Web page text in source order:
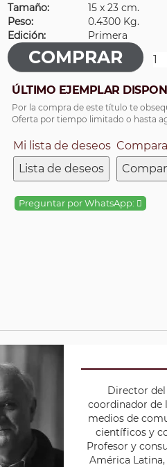
Tamaño:
15 x 23 cm.
Peso:
0.4300 Kg.
Edición:
Primera
ÚLTIMO EJEMPLAR
Por la compra de este título te
Oferta por tiempo limitado o hasta
Mi lista de deseos
Lista de deseos
Preguntar por WhatsApp:
Director del
coordinador de
medios de
científicos y
Profesor y
América